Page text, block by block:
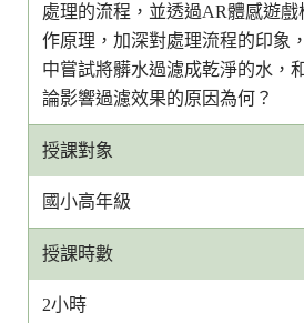
處理的流程，並透過AR體感遊
作原理，加深對處理流程的印象
中嘗試將髒水過濾成乾淨的水，
論影響過濾效果的原因為何？
授課對象
國小高年級
授課時數
2小時